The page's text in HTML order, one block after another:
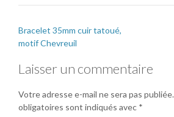
Bracelet 35mm cuir tatoué,
motif Chevreuil
Laisser un commentaire
Votre adresse e-mail ne sera pas publiée.
obligatoires sont indiqués avec *